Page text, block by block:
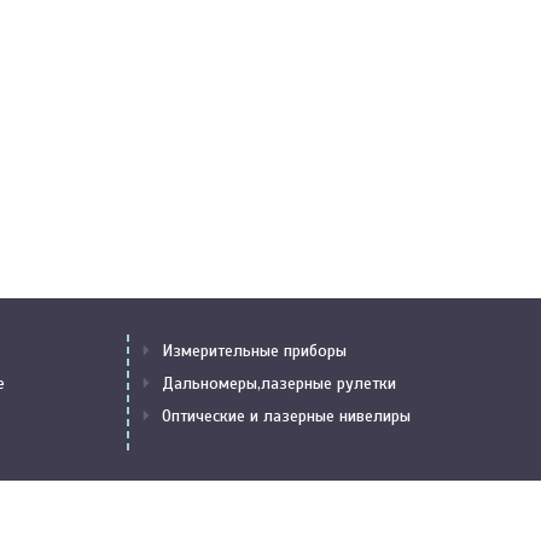
Измерительные приборы
Дальномеры,лазерные рулетки
Оптические и лазерные нивелиры